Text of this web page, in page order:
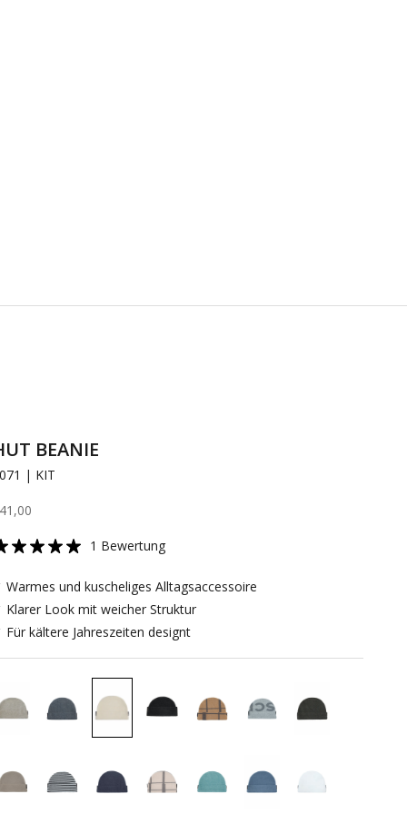
BEANIE
| KIT
1 Bewertung
Warmes und kuscheliges Alltagsaccessoire
Klarer Look mit weicher Struktur
Für kältere Jahreszeiten designt